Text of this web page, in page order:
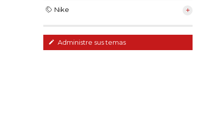
Nike
Administre sus temas